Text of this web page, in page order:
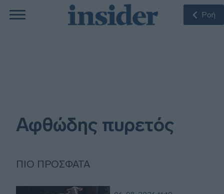
Ροή
Αφθώδης πυρετός
ΠΙΟ ΠΡΌΣΦΑΤΑ